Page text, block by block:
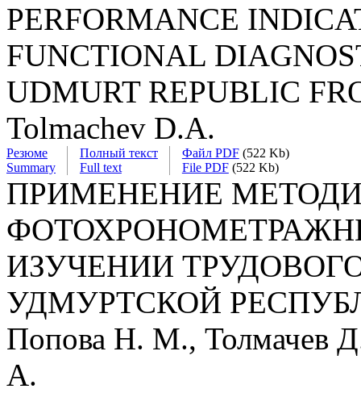
PERFORMANCE
FUNCTIONAL
UDMURT REPUBLIC
Tolmachev D.A.
Резюме
Summary
Полный текст
Full text
Файл PDF(522 Kb)
File PDF(522 Kb)
ПРИМЕНЕНИЕ
ИЗУЧЕНИИ
УДМУРТСКОЙ
Попова Н. М., Толмачев
А.